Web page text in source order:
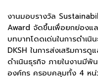
งานมอบรางวัล
Award จัดขึ้นเพื่อยกย่อง
บทบาทโดดเด่นในการดำเ
DKSH ในการส่งเสริมการ
ดำเนินธุรกิจ ภายในงานมีพั
องค์กร ครอบคลุมทั้ง 4 หน่